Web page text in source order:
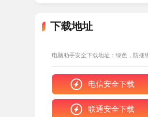
数字键9 – 无限终极技能充
数字键. – 召唤幻影立即冷
数字键+ – 切换武器立即冷
数字键- – 切换角色立即冷
下载地址
电脑助手安全下载地址：绿色，防捆
电信安全下载
联通安全下载